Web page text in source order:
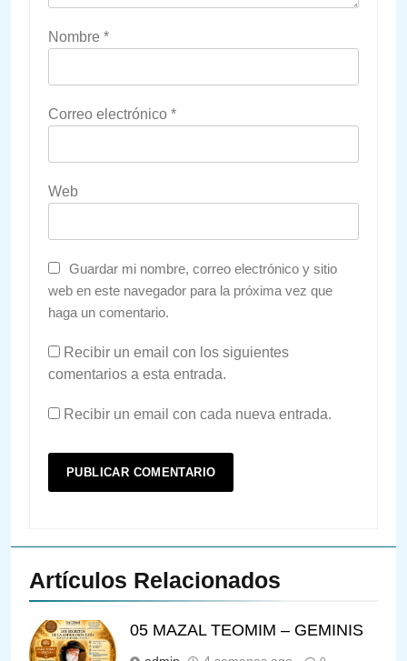
Nombre *
Correo electrónico *
Web
Guardar mi nombre, correo electrónico y sitio
web en este navegador para la próxima vez que
haga un comentario.
Recibir un email con los siguientes
comentarios a esta entrada.
Recibir un email con cada nueva entrada.
Artículos Relacionados
05 MAZAL TEOMIM – GEMINIS